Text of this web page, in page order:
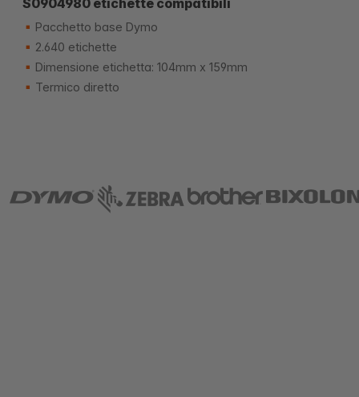
S0904980 etichette compatibili
Pacchetto base Dymo
2.640 etichette
Dimensione etichetta: 104mm x 159mm
Termico diretto